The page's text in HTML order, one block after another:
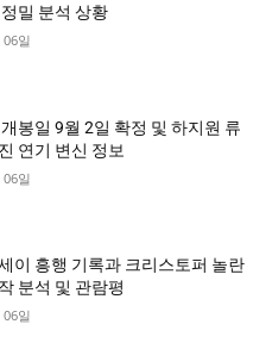
밀 분석 상황
06일
봉일 9월 2일 확정 및 하지원 류
연기 변신 정보
06일
이 흥행 기록과 크리스토퍼 놀란
분석 및 관람평
일